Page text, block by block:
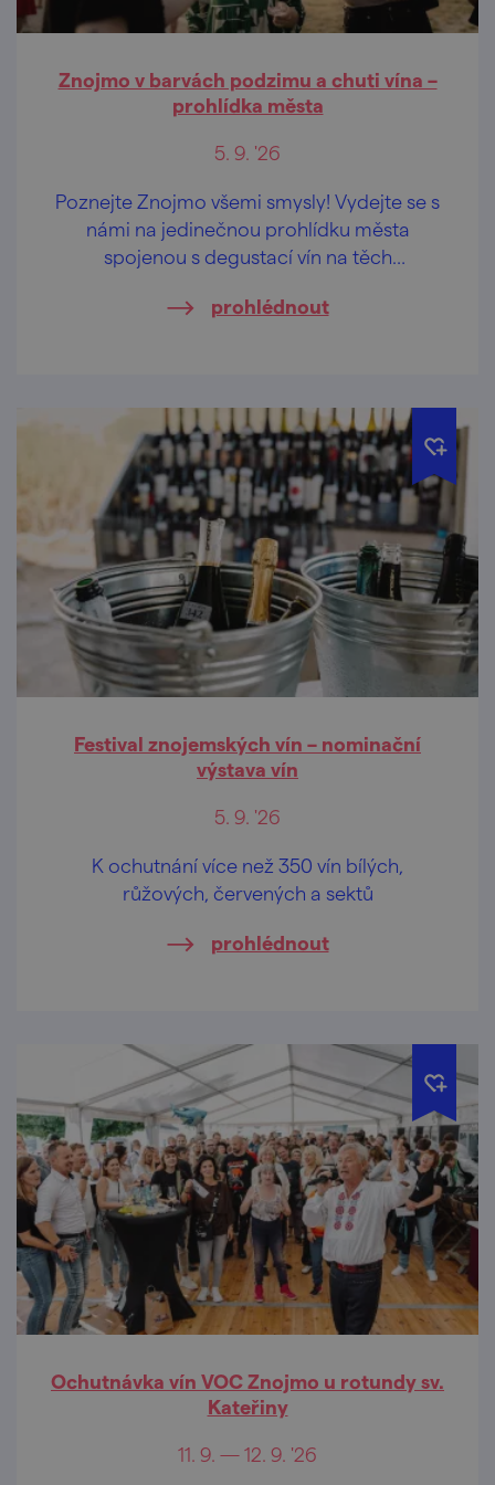
Znojmo v barvách podzimu a chuti vína –
prohlídka města
5. 9. '26
Poznejte Znojmo všemi smysly! Vydejte se s
námi na jedinečnou prohlídku města
spojenou s degustací vín na těch
prohlédnout
Festival znojemských vín – nominační
výstava vín
5. 9. '26
K ochutnání více než 350 vín bílých,
růžových, červených a sektů
prohlédnout
Ochutnávka vín VOC Znojmo u rotundy sv.
Kateřiny
11. 9. — 12. 9. '26